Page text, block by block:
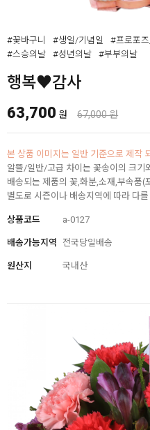
#꽃바구니 #생일/기념일 #프로포
#스승의날
#성년의날 #부부의날
행복♥감사
63,700 원 67,000 원
본 상품 이미지는 일반 기준으로 제작
알뜰/일반/고급 차이는 꽃송이의 크기
배송되는 제품의 꽃,화분,소재,부속품
별도로 시즌이나 배송지역에 따라 다
상품코드 a-0127
배송가능지역 전국당일배송
원산지 국내산